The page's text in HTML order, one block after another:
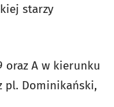
starzy
oraz A w kierunku
pl. Dominikański,